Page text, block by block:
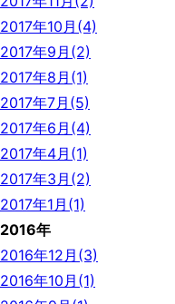
2017年10月(4)
2017年9月(2)
2017年8月(1)
2017年7月(5)
2017年6月(4)
2017年4月(1)
2017年3月(2)
2017年1月(1)
2016年
2016年12月(3)
2016年10月(1)